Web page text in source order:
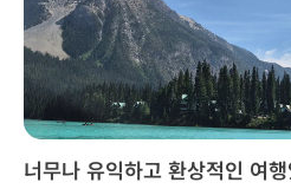
너무나 유익하고 환상적인 여